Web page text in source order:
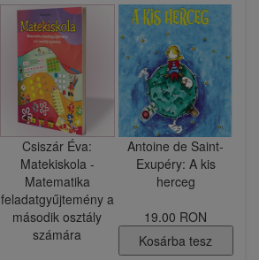
​Csiszár Éva:
Matekiskola -
Matematika
feladatgyűjtemény a
második osztály
számára
​Antoine de Saint-
Exupéry: A kis
herceg
19.00 RON
Kosárba tesz